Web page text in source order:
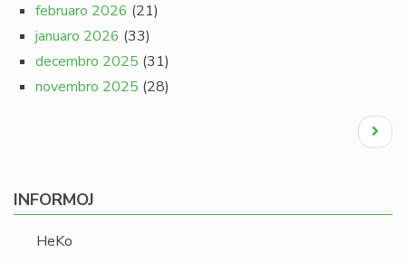
februaro 2026 (21)
januaro 2026 (33)
decembro 2025 (31)
novembro 2025 (28)
Next
page
INFORMOJ
HeKo